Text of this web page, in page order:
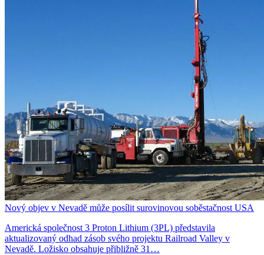
Nový objev v Nevadě může posílit surovinovou soběstačnost USA
Americká společnost 3 Proton Lithium (3PL) představila
aktualizovaný odhad zásob svého projektu Railroad Valley v
Nevadě. Ložisko obsahuje přibližně 31…